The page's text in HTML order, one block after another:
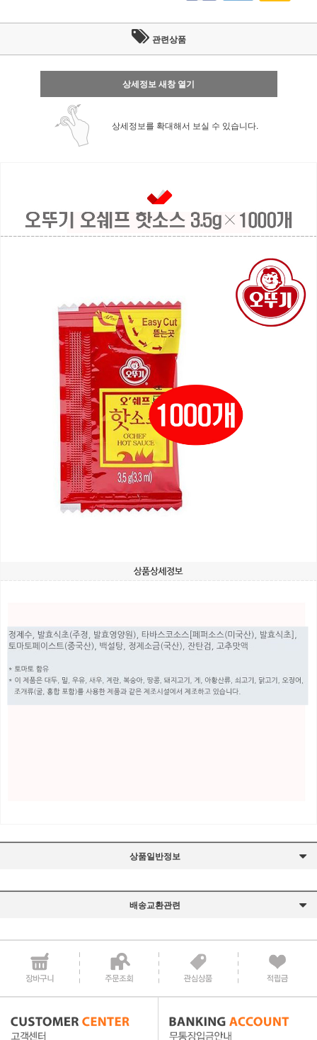
관련상품
상세정보 새창 열기
상세정보를 확대해서 보실 수 있습니다.
상품일반정보
배송교환관련